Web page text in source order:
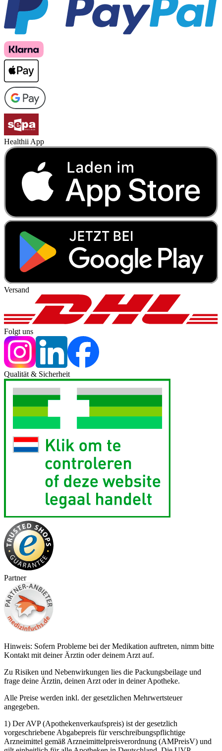
Healthii App
Versand
Folgt uns
Qualität & Sicherheit
Partner
Hinweis: Sofern Probleme bei der Medikation auftreten, nimm bitte
Kontakt mit deiner Ärztin oder deinem Arzt auf.
Zu Risiken und Nebenwirkungen lies die Packungsbeilage und
frage deine Ärztin, deinen Arzt oder in deiner Apotheke.
Alle Preise werden inkl. der gesetzlichen Mehrwertsteuer
angegeben.
1) Der AVP (Apothekenverkaufspreis) ist der gesetzlich
vorgeschriebene Abgabepreis für verschreibungspflichtige
Arzneimittel gemäß Arzneimittelpreisverordnung (AMPreisV) und